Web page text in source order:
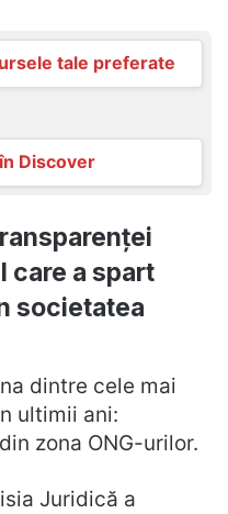
tale preferate
Discover
care a spart
societatea
dintre cele mai
ultimii ani:
zona ONG-urilor.
Juridică a